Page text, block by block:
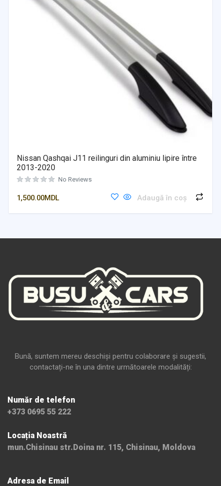
Nissan Qashqai J11 reilinguri din aluminiu lipire între
2013-2020
No Reviews
1,500.00MDL Adaugă în coș
Bună, suntem mereu deschiși pentru colaborare și sugestii,
contactați-ne în una dintre următoarele modalități:
Număr de telefon
+373 0695 55 222
Locația Noastră
mun.Chisinau str.Doina nr. 115, Chisinau, Moldova
Adresa de Email